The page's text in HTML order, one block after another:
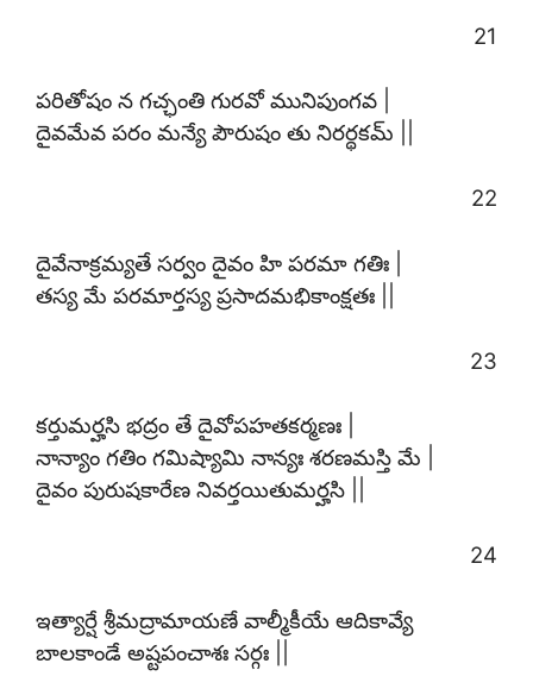
21
పరితోషం న గచ్ఛంతి గురవో మునిపుంగవ |
దైవమేవ పరం మన్యే పౌరుషం తు నిరర్థకమ్ ||
22
దైవేనాక్రమ్యతే సర్వం దైవం హి పరమా గతిః |
తస్య మే పరమార్తస్య ప్రసాదమభికాంక్షతః ||
23
కర్తుమర్హసి భద్రం తే దైవోపహతకర్మణః |
నాన్యాం గతిం గమిష్యామి నాన్యః శరణమస్తి మే |
దైవం పురుషకారేణ నివర్తయితుమర్హసి ||
24
ఇత్యార్షే శ్రీమద్రామాయణే వాల్మీకీయే ఆదికావ్యే
బాలకాండే అష్టపంచాశః సర్గః ||